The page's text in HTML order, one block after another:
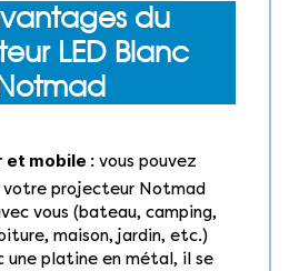
du
LED Blanc
Notmad
et mobile : vous pouvez
projecteur Notmad
vous (bateau, camping,
maison, jardin, etc.)
une platine en métal, il se